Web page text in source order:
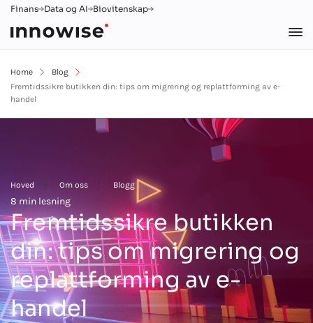
Finans Data og AI Biovitenskap
Home
Blog
Fremtidssikre butikken din: tips om migrering og replattforming av e-
handel
Hoved Om oss Blogg
8 min lesning
Fremtidssikre butikken
din: tips om migrering og
replattforming av e-
handel